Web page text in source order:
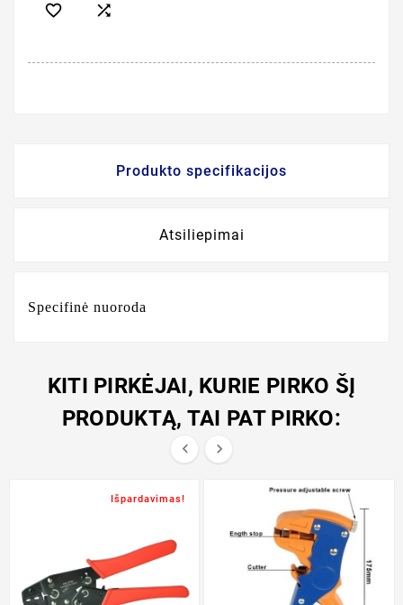
 
Produkto specifikacijos
Atsiliepimai
Specifinė nuoroda
KITI PIRKĖJAI, KURIE PIRKO ŠĮ
PRODUKTĄ, TAI PAT PIRKO:
 
Išpardavimas!